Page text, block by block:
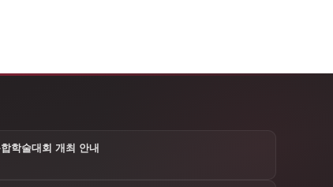
학술대회 개최 안내